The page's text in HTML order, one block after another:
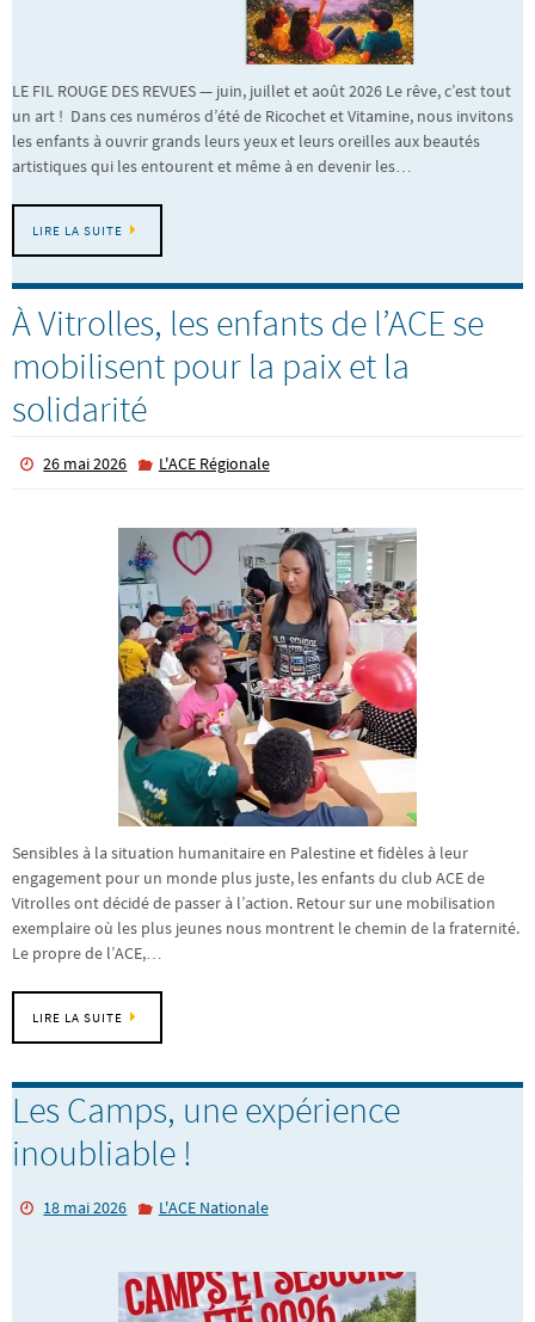
LE FIL ROUGE DES REVUES — juin, juillet et août 2026 Le rêve, c’est tout
un art ! Dans ces numéros d’été de Ricochet et Vitamine, nous invitons
les enfants à ouvrir grands leurs yeux et leurs oreilles aux beautés
artistiques qui les entourent et même à en devenir les…
LIRE LA SUITE
À Vitrolles, les enfants de l’ACE se
mobilisent pour la paix et la
solidarité
26 mai 2026 L'ACE Régionale
Sensibles à la situation humanitaire en Palestine et fidèles à leur
engagement pour un monde plus juste, les enfants du club ACE de
Vitrolles ont décidé de passer à l’action. Retour sur une mobilisation
exemplaire où les plus jeunes nous montrent le chemin de la fraternité.
Le propre de l’ACE,…
LIRE LA SUITE
Les Camps, une expérience
inoubliable !
18 mai 2026 L'ACE Nationale